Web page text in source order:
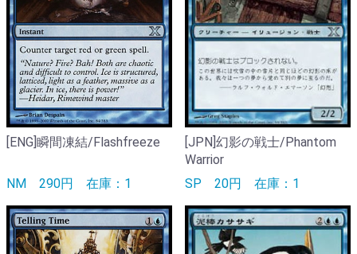
[ENG]瞬間凍結/Flashfreeze
NM 290円 在庫：1
[JPN]幻影の戦士/Phantom
Warrior
SP 20円 在庫：1